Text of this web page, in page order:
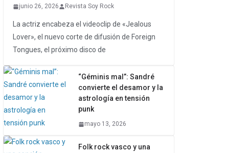
junio 26, 2026 Revista Soy Rock
La actriz encabeza el videoclip de «Jealous
Lover», el nuevo corte de difusión de Foreign
Tongues, el próximo disco de
“Géminis mal”: Sandré
convierte el desamor y la
astrología en tensión
punk
mayo 13, 2026
Folk rock vasco y una